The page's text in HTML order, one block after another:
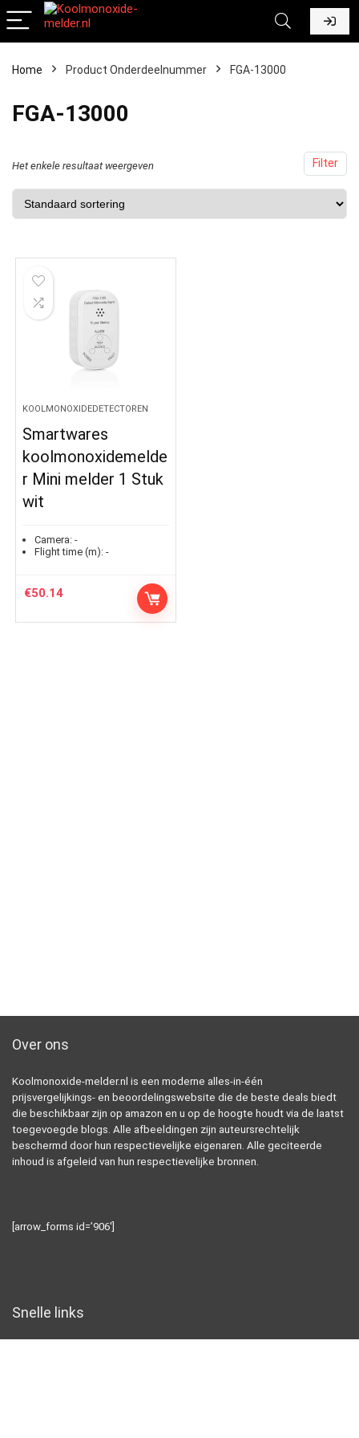
Home Product Onderdeelnummer ‎FGA-13000
‎FGA-13000
Filter
Het enkele resultaat weergeven
KOOLMONOXIDEDETECTOREN
Smartwares
koolmonoxidemelde
r Mini melder 1 Stuk
wit
Camera: -
Flight time (m): -
€50.14
Over ons
Koolmonoxide-melder.nl is een moderne alles-in-één
prijsvergelijkings- en beoordelingswebsite die de beste deals biedt
die beschikbaar zijn op amazon en u op de hoogte houdt via de laatst
toegevoegde blogs. Alle afbeeldingen zijn auteursrechtelijk
beschermd door hun respectievelijke eigenaren. Alle geciteerde
inhoud is afgeleid van hun respectievelijke bronnen.
[arrow_forms id=’906′]
Snelle links